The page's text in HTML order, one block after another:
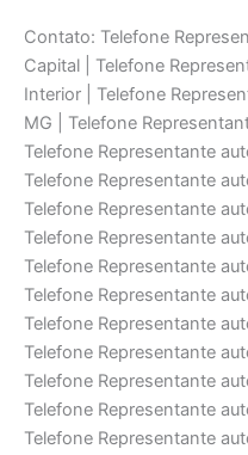
Contato: Telefone
Capital | Telefone
Interior | Telefone
MG | Telefone
Telefone Representante
Telefone Representante
Telefone Representante
Telefone Representante
Telefone Representante
Telefone Representante
Telefone Representante
Telefone Representante
Telefone Representante
Telefone Representante
Telefone Representante